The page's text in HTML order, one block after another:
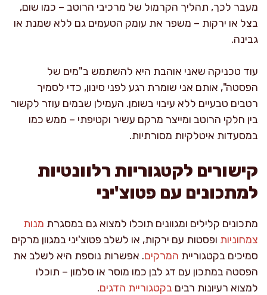
מעבר לכך, תהליך הקרמול של מרכיבי הרוטב – כמו שום,
בצל או ירקות – משפר את עומק הטעמים גם ללא שמנת או
גבינה.
עוד טכניקה שאני אוהבת היא להשתמש ב"מים של
הפסטה", אותם אני שומרת רגע לפני סינון, כדי לסמיך
רטבים טבעיים ללא עיבוי בשומן. העמילן שבמים עוזר לקשור
בין חלקי הרוטב ומייצר מרקם עשיר וקטיפתי – ממש כמו
במסעדות איטלקיות מסורתיות.
קישורים לקטגוריות רלוונטיות
למתכונים עם פטוצ'יני
מתכונים קלילים ומגוונים תוכלו למצוא גם במסגרת מנות
צמחוניות ופסטות עם ירקות, או לשלב פטוצ'יני במגוון מרקים
סמיכים בקטגוריית המרקים. אפשרות נוספת היא לשלב את
הפסטה במתכון עם דג לבן כמו מוסר או סלמון – תוכלו
למצוא רעיונות רבים בקטגוריית הדגים.